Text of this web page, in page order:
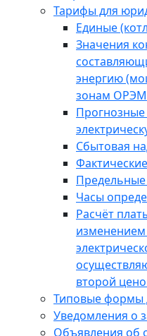
Тарифы для
Единые
Значения
энергию
зонам ОРЭМ
Сбытовая
Часы
Расчёт
второй
Типовые формы
Уведомления о
Объявления об